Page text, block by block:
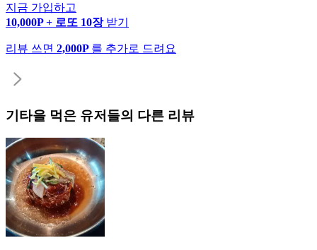
지금 가입하고
10,000P + 로또 10장 받기
리뷰 쓰면 2,000P 를 추가로 드려요
기타을 먹은 유저들의 다른 리뷰